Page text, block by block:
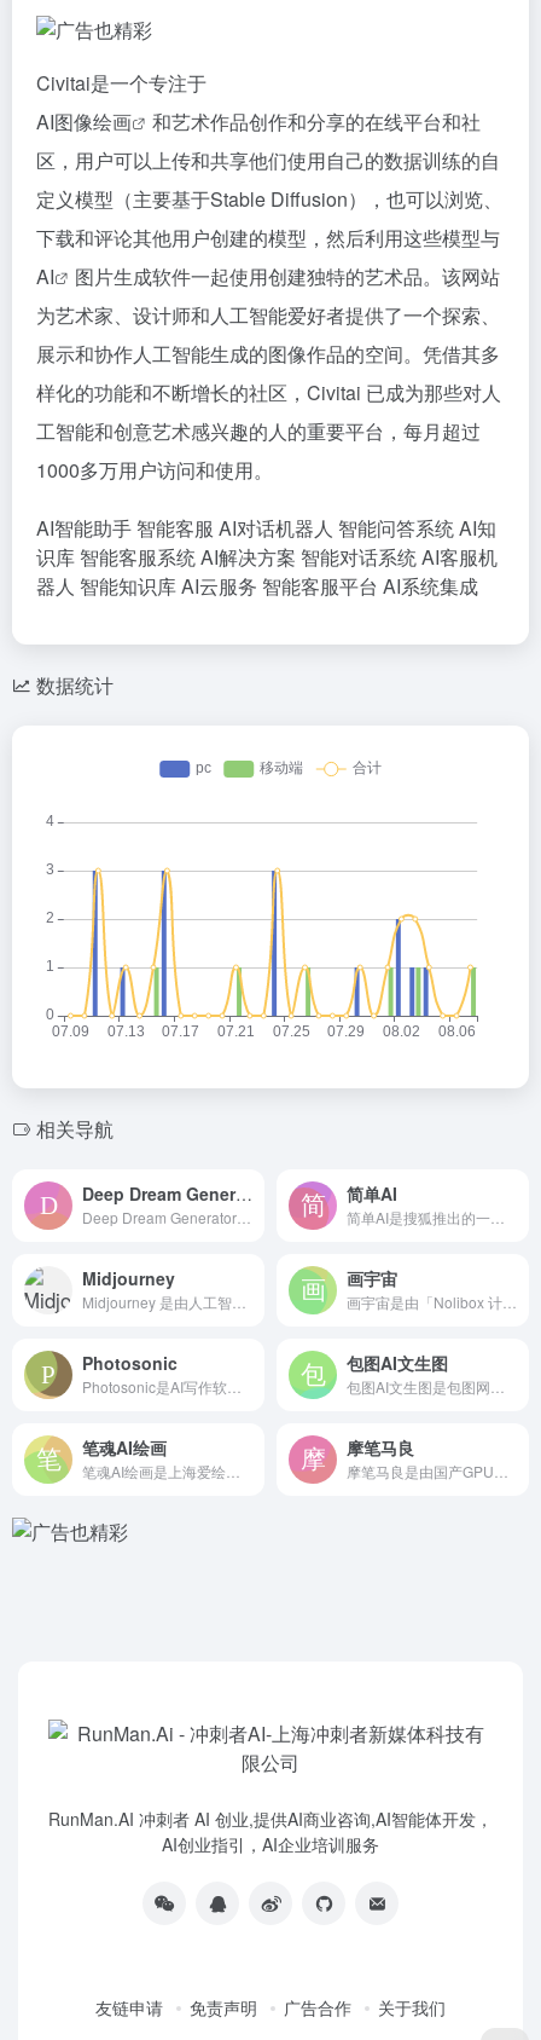
Civitai是一个专注于
AI图像绘画
和艺术作品创作和分享的在线平台和社
区，用户可以上传和共享他们使用自己的数据训练的自
定义模型（主要基于Stable Diffusion），也可以浏览、
下载和评论其他用户创建的模型，然后利用这些模型与
AI
图片生成软件一起使用创建独特的艺术品。该网站
为艺术家、设计师和人工智能爱好者提供了一个探索、
展示和协作人工智能生成的图像作品的空间。凭借其多
样化的功能和不断增长的社区，Civitai 已成为那些对人
工智能和创意艺术感兴趣的人的重要平台，每月超过
1000多万用户访问和使用。
AI智能助手 智能客服 AI对话机器人 智能问答系统AI知
识库 智能客服系统AI解决方案 智能对话系统AI客服机
器人 智能知识库AI云服务 智能客服平台 AI系统集成
数据统计
相关导航
Deep Dream Generator 简单AI
Midjourney 画宇宙
Photosonic 包图AI文生图
笔魂AI绘画 摩笔马良
RunMan.AI 冲刺者 AI 创业,提供AI商业咨询,AI智能体开发，
AI创业指引，AI企业培训服务
友链申请 免责声明 广告合作 关于我们